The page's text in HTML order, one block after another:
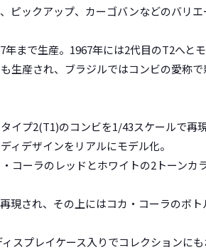
ピックアップ、カーゴバンなどのバリ
まで生産。1967年には2代目のT2へと
生産され、ブラジルではコンビの愛称で
イプ2(T1)のコンビを1/43スケールで再
ィデザインをリアルにモデル化。
コーラのレッドとホワイトの2トーン
現され、その上にはコカ・コーラのボ
スプレイケース入りでコレクションにも